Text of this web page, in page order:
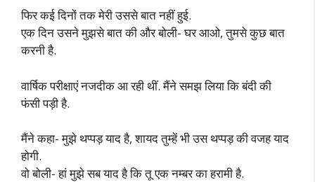
फिर कई दिनों तक मेरी उससे बात नहीं हुई.
एक दिन उसने मुझसे बात की और बोली- घर आओ, तुमसे कुछ बात
करनी है.
वार्षिक परीक्षाएं नजदीक आ रही थीं. मैंने समझ लिया कि बंदी की
फंसी पड़ी है.
मैंने कहा- मुझे थप्पड़ याद है, शायद तुम्हें भी उस थप्पड़ की वजह याद
होगी.
वो बोली- हां मुझे सब याद है कि तू एक नम्बर का हरामी है.